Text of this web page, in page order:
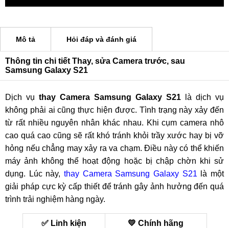
Mô tả Hỏi đáp và đánh giá
Thông tin chi tiết Thay, sửa Camera trước, sau
Samsung Galaxy S21
Dịch vụ thay Camera Samsung Galaxy S21 là dịch vụ
không phải ai cũng thực hiện được. Tình trạng này xảy đến
từ rất nhiều nguyên nhân khác nhau. Khi cụm camera nhô
cao quá cao cũng sẽ rất khó tránh khỏi trầy xước hay bị vỡ
hỏng nếu chẳng may xảy ra va chạm. Điều này có thể khiến
máy ảnh không thể hoạt động hoặc bị chập chờn khi sử
dụng. Lúc này, thay Camera Samsung Galaxy S21 là một
giải pháp cực kỳ cấp thiết để tránh gây ảnh hưởng đến quá
trình trải nghiệm hàng ngày.
✅ Linh kiện 💛 Chính hãng